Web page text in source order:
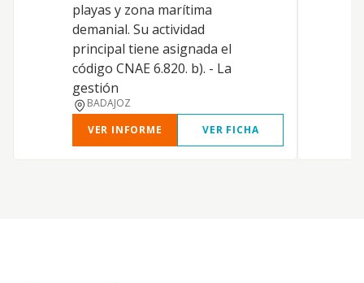
playas y zona marítima
demanial. Su actividad
principal tiene asignada el
código CNAE 6.820. b). - La
gestión
BADAJOZ
VER INFORME
VER FICHA